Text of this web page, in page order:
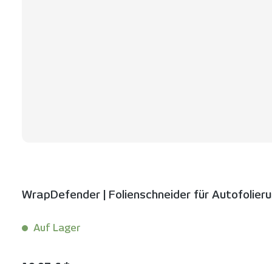
WrapDefender | Folienschneider für
Auf Lager